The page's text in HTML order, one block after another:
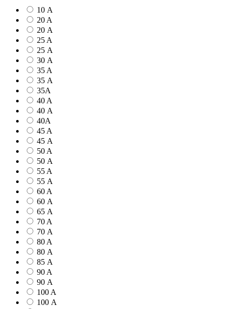
10 А
20 A
20 А
25 A
25 А
30 А
35 A
35 А
35А
40 A
40 А
40А
45 A
45 А
50 A
50 А
55 A
55 А
60 A
60 А
65 А
70 A
70 А
80 A
80 А
85 А
90 A
90 А
100 A
100 А